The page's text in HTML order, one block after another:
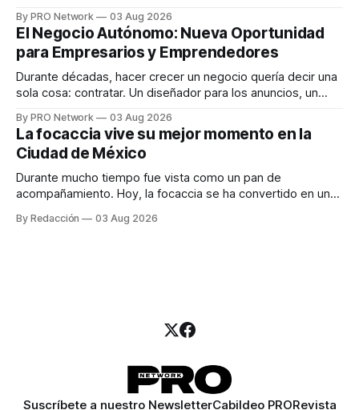
INTERIUS, el problema suele estar en otro lugar. Durante
una entrevista para el podcast SER PRO, el especialista en
marketing digital explicó que
By PRO Network 03 Aug 2026
El Negocio Autónomo: Nueva Oportunidad
para Empresarios y Emprendedores
Durante décadas, hacer crecer un negocio quería decir una
sola cosa: contratar. Un diseñador para los anuncios, un
para los textos, alguien que supiera de publicidad digital
para encontrar prospectos, un vendedor para atender
llamadas y mensajes, y —con suerte— una persona
By PRO Network 03 Aug 2026
La focaccia vive su mejor momento en la
Ciudad de México
Durante mucho tiempo fue vista como un pan de
acompañamiento. Hoy, la focaccia se ha convertido en uno
artesanal, ingredientes de calidad y experiencias que
By Redacción 03 Aug 2026
Suscríbete a nuestro NewsletterCabildeo PRORevista